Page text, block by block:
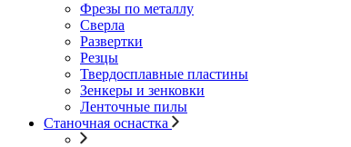
Фрезы по металлу
Сверла
Развертки
Резцы
Твердосплавные пластины
Зенкеры и зенковки
Ленточные пилы
Станочная оснастка